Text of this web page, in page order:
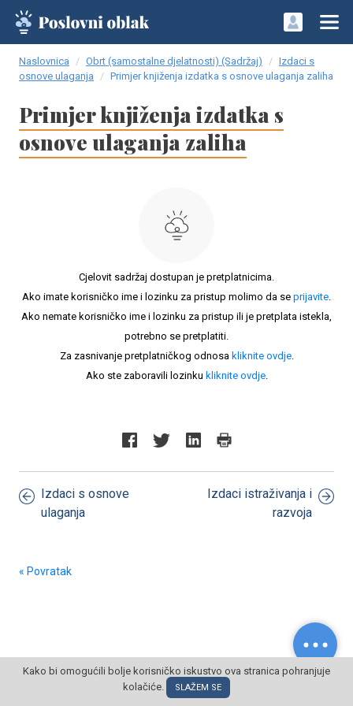
Naslovnica Obrt (samostalne djelatnosti) (Sadržaj)
Izdaci s
osnove ulaganja
Primjer knjiženja izdatka s osnove ulaganja zaliha
Primjer knjiženja izdatka s
osnove ulaganja zaliha
Cjelovit sadržaj dostupan je pretplatnicima.
Ako imate korisničko ime i lozinku za pristup molimo da se prijavite.
Ako nemate korisničko ime i lozinku za pristup ili je pretplata istekla,
potrebno se pretplatiti.
Za zasnivanje pretplatničkog odnosa kliknite ovdje.
Ako ste zaboravili lozinku kliknite ovdje.
Izdaci s osnove
ulaganja
Izdaci istraživanja i
razvoja
« Povratak
© POSLOVNI OBLAK Sva prava pridržana
Kako bi omogućili bolje korisničko iskustvo ova stranica pohranjuje
kolačiće.
SLAŽEM SE